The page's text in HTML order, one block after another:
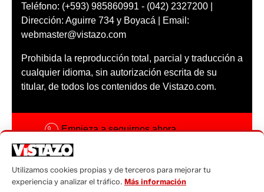
Teléfono: (+593) 985860991 - (042) 2327200 |
Dirección: Aguirre 734 y Boyacá | Email:
webmaster@vistazo.com
Prohibida la reproducción total, parcial y traducción a
cualquier idioma, sin autorización escrita de su
titular, de todos los contenidos de Vistazo.com.
Empieza a seguirnos ahora
Código ética
Utilizamos cookies propias y de terceros para mejorar tu
experiencia y analizar el tráfico. Más información